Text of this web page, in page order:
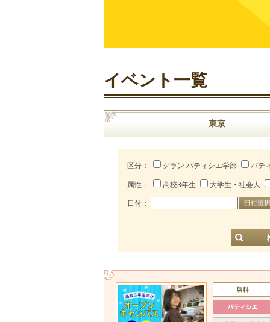
イベント一覧
東京
区分： グラン パティシエ学部 パテ
属性： 高校3年生 大学生・社会人
日付：